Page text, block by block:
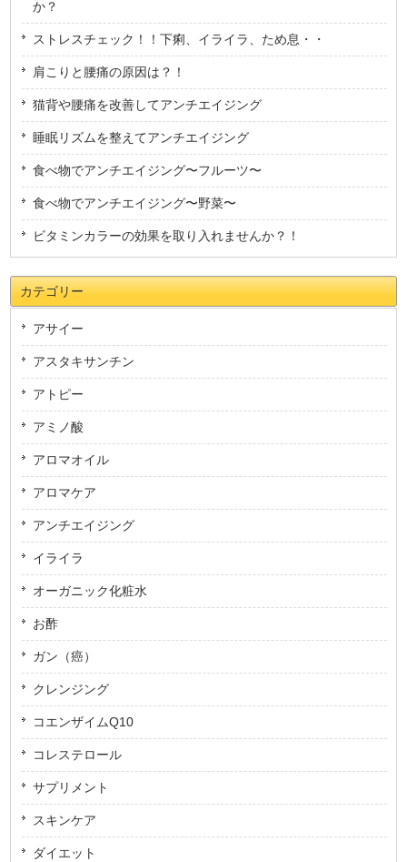
か？
ストレスチェック！！下痢、イライラ、ため息・・
肩こりと腰痛の原因は？！
猫背や腰痛を改善してアンチエイジング
睡眠リズムを整えてアンチエイジング
食べ物でアンチエイジング〜フルーツ〜
食べ物でアンチエイジング〜野菜〜
ビタミンカラーの効果を取り入れませんか？！
カテゴリー
アサイー
アスタキサンチン
アトピー
アミノ酸
アロマオイル
アロマケア
アンチエイジング
イライラ
オーガニック化粧水
お酢
ガン（癌）
クレンジング
コエンザイムQ10
コレステロール
サプリメント
スキンケア
ダイエット